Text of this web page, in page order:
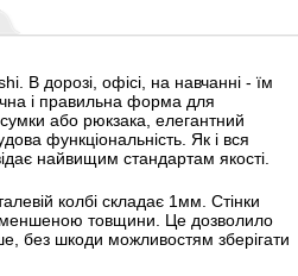
В дорозі, офісі, на навчанні - їм
і правильна форма для
або рюкзака, елегантний
функціональність. Як і вся
найвищим стандартам якості.
колбі складає 1мм. Стінки
зменшеною товщини. Це дозволило
без шкоди можливостям зберігати